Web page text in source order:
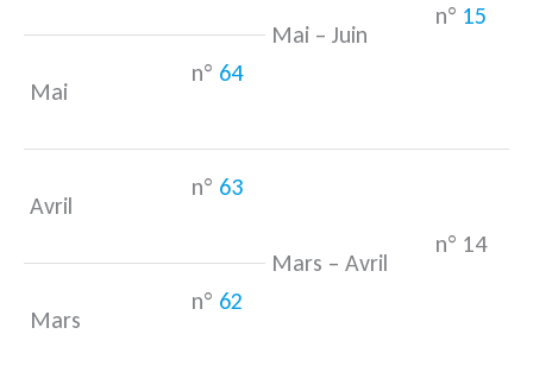
Mai – Juin
n° 15
Mai
n° 64
Avril
n° 63
Mars – Avril
n° 14
Mars
n° 62